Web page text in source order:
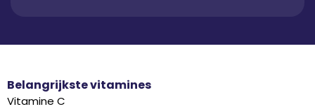
Belangrijkste vitamines
Vitamine C